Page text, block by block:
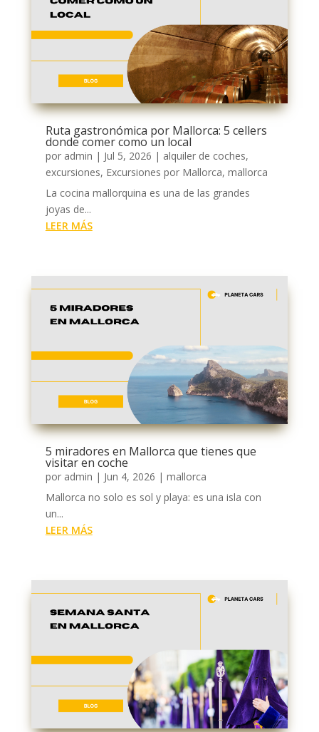
Ruta gastronómica por Mallorca: 5 cellers
donde comer como un local
por admin | Jul 5, 2026 | alquiler de coches,
excursiones, Excursiones por Mallorca, mallorca
La cocina mallorquina es una de las grandes
joyas de...
LEER MÁS
5 miradores en Mallorca que tienes que
visitar en coche
por admin | Jun 4, 2026 | mallorca
Mallorca no solo es sol y playa: es una isla con
un...
LEER MÁS